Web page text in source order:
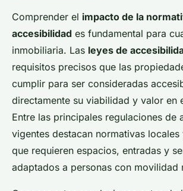
Comprender el impacto de la
accesibilidad es fundamental para
inmobiliaria. Las leyes de
requisitos precisos que las
cumplir para ser consideradas
directamente su viabilidad y valor en
Entre las principales regulaciones de
vigentes destacan normativas locales
que requieren espacios, entradas y
adaptados a personas con movilidad